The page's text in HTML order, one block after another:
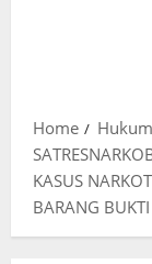
Home
KASUS
BARANG